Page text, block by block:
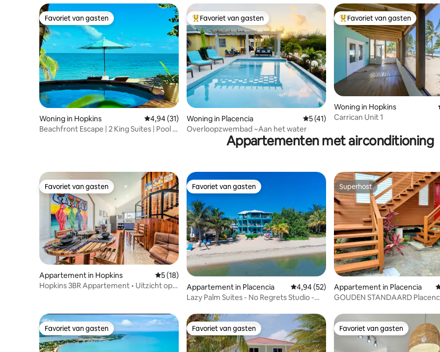
Favoriet van gasten
Favoriet van gasten
Woning in Hopkins Gemiddelde beoordeling van 4,94 op 5, 31 recensies
4,94 (31)
Beachfront Escape | 2 King Suites | Pool &
Topfavoriet van gasten
Favoriet van gasten
Woning in Placencia Gemiddelde beoordeling van 5 op 5, 41
5 (41)
Overloopzwembad ~Aan het water
Topfavoriet van gasten
Favoriet van gasten
Woning in Hopkins
Carrican Unit 1
Appartementen met airconditioning
Favoriet van gasten
Favoriet van gasten
Appartement in Hopkins Gemiddelde beoordeling van 5 op 5, 18 recensies
5 (18)
Hopkins 3BR Appartement • Uitzicht op
Favoriet van gasten
Favoriet van gasten
Appartement in Placencia Gemiddelde beoordeling van 4,94 op 5, 52
4,94 (52)
Lazy Palm Suites - No Regrets Studio -
Superhost
Superhost
Appartement in Placencia
GOUDEN STANDAARD
Favoriet van gasten
Favoriet van gasten Favoriet van gasten
Favoriet van gasten Favoriet van gasten
Favoriet van gasten